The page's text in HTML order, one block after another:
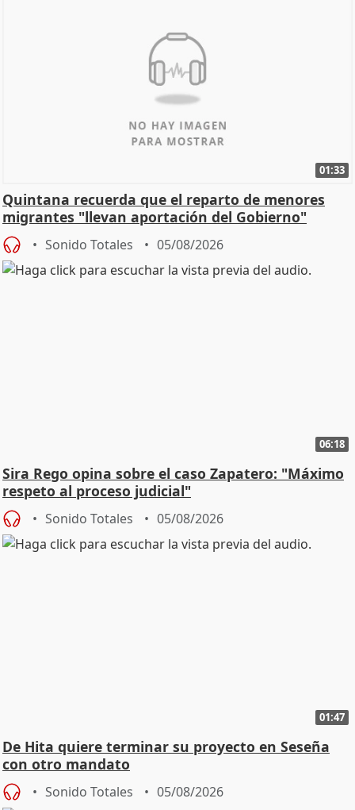
01:33
Quintana recuerda que el reparto de menores
migrantes "llevan aportación del Gobierno"
central
Sonido Totales 05/08/2026
06:18
Sira Rego opina sobre el caso Zapatero: "Máximo
respeto al proceso judicial"
Sonido Totales 05/08/2026
01:47
De Hita quiere terminar su proyecto en Seseña
con otro mandato
Sonido Totales 05/08/2026